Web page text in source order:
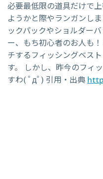
必要最低限の道具だけで
ようかと際やランガンし
ックパックやショルダー
ー、もち初心者のお人も
チするフィッシングベス
す。 しかし、昨今のフィ
すわ( ﾟдﾟ) 引用・出典